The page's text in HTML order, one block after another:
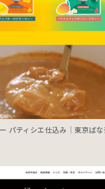
パティシエ仕込み｜東京ば